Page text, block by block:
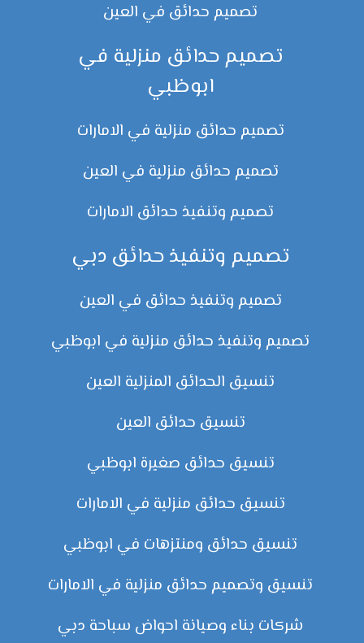
تصميم حدائق في العين
تصميم حدائق منزلية في
ابوظبي
تصميم حدائق منزلية في الامارات
تصميم حدائق منزلية في العين
تصميم وتنفيذ حدائق الامارات
تصميم وتنفيذ حدائق دبي
تصميم وتنفيذ حدائق في العين
تصميم وتنفيذ حدائق منزلية في ابوظبي
تنسيق الحدائق المنزلية العين
تنسيق حدائق العين
تنسيق حدائق صغيرة ابوظبي
تنسيق حدائق منزلية في الامارات
تنسيق حدائق ومنتزهات في ابوظبي
تنسيق وتصميم حدائق منزلية في الامارات
شركات بناء وصيانة احواض سباحة دبي